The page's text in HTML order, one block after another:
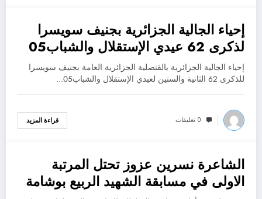
يوليو 22, 2024
إحياء الجالية الجزائرية بجنيف سويسرا
لذكرى 62 عيدي الإستقلال والشباب05
جويلية 1962
إحياء الجالية الجزائرية بالقنصلية الجزائرية العامة بجنيف سويسرا
للذكرى 62 الثانية والستين لعيدي الإستقلال والشباب05…
0 تعليقات قراءة المزيد
يوليو 22, 2024
الشاعرة نسرين عزوز تحتل المرتبة
الاولى في مسابقة الشهيد الربيع بوشامة